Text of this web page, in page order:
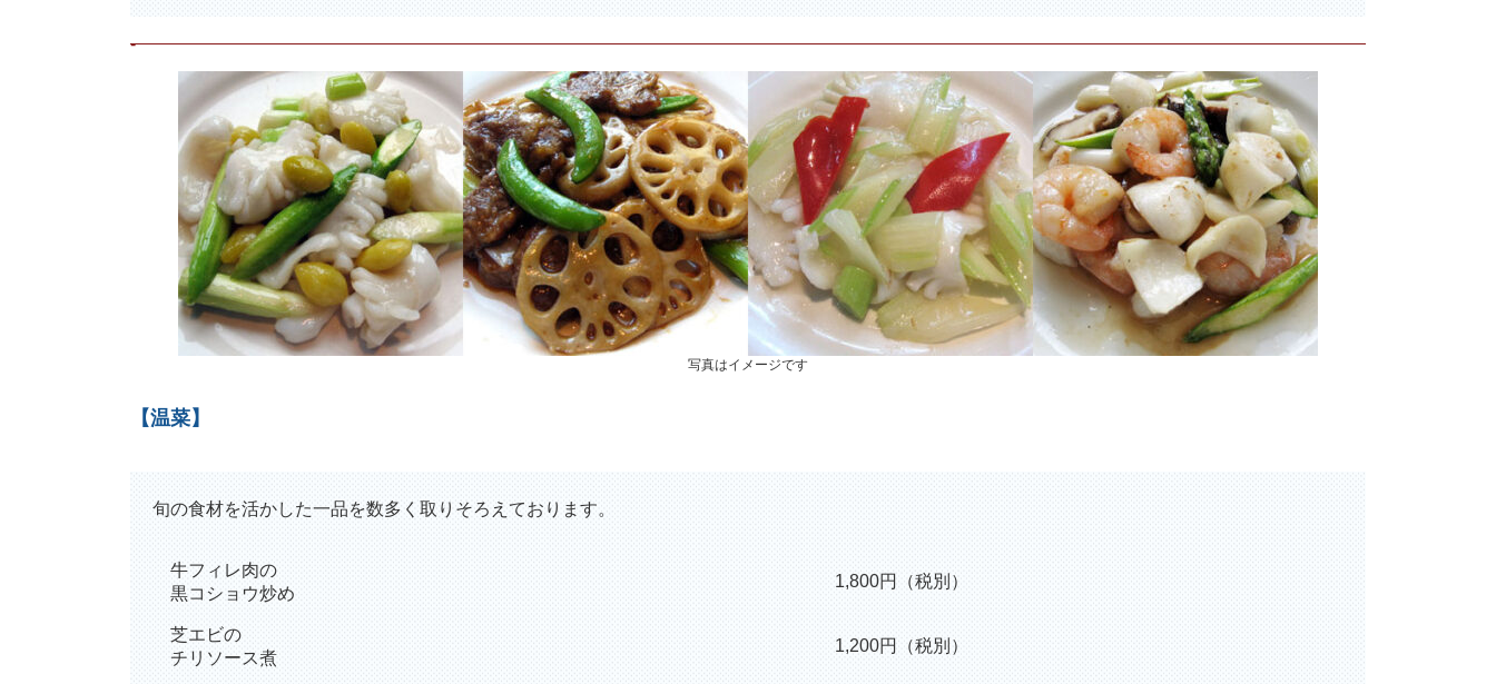
-
写真はイメージです
【温菜】
旬の食材を活かした一品を数多く取りそろえております。
牛フィレ肉の
黒コショウ炒め
1,800円（税別）
芝エビの
チリソース煮
1,200円（税別）